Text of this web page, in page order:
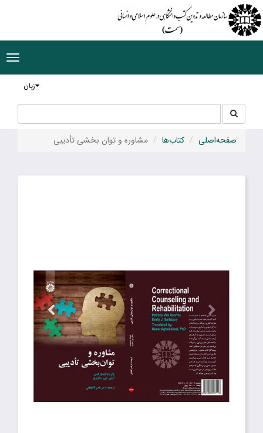
زبان
جستجو
در
سایت
صفحه‌اصلی کتاب‌ها مشاوره و توان بخشی تأدیبی